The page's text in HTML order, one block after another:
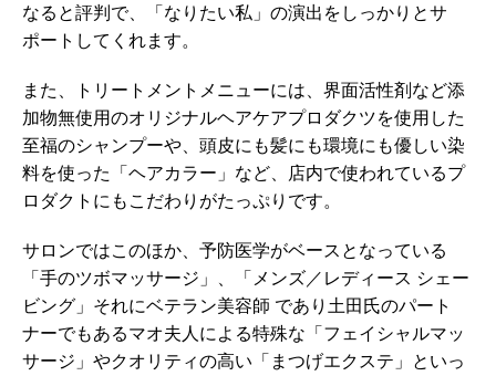
なると評判で、「なりたい私」の演出をしっかりとサ
ポートしてくれます。
また、トリートメントメニューには、界面活性剤など添
加物無使用のオリジナルヘアケアプロダクツを使用した
至福のシャンプーや、頭皮にも髪にも環境にも優しい染
料を使った「ヘアカラー」など、店内で使われているプ
ロダクトにもこだわりがたっぷりです。
サロンではこのほか、予防医学がベースとなっている
「手のツボマッサージ」、「メンズ／レディース シェー
ビング」それにベテラン美容師 であり土田氏のパート
ナーでもあるマオ夫人による特殊な「フェイシャルマッ
サージ」やクオリティの高い「まつげエクステ」といっ